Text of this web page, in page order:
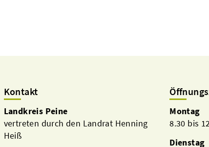
Kontakt
Landkreis Peine
vertreten durch den Landrat Henning
Heiß
Montag
8.30 bis
Dienstag